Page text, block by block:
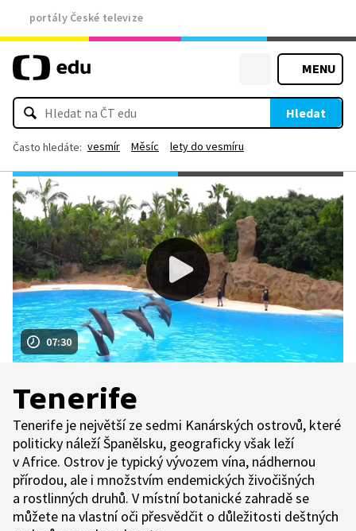
portály České televize
MENU
Hledat
Často hledáte: vesmír Měsíc lety do vesmíru
07:30
Tenerife
Tenerife je největší ze sedmi Kanárských ostrovů, které
politicky náleží Španělsku, geograficky však leží
v Africe. Ostrov je typický vývozem vína, nádhernou
přírodou, ale i množstvím endemických živočišných
a rostlinných druhů. V místní botanické zahradě se
můžete na vlastní oči přesvědčit o důležitosti deštných